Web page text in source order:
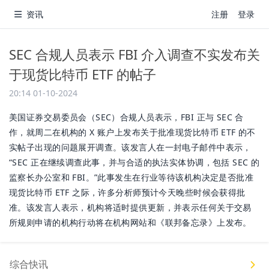
资讯 注册 登录
SEC 合规人员表示 FBI 介入调查不实发布关
于现货比特币 ETF 的帖子
20:14 01-10-2024
美国证券交易委员会（SEC）合规人员表示，FBI 正与 SEC 合
作，就周二在机构的 X 账户上发布关于批准现货比特币 ETF 的不
实帖子出现的问题展开调查。该发言人在一封电子邮件中表示，
“SEC 正在继续调查此事，并与合适的执法实体协调，包括 SEC 的
监察长办公室和 FBI。”此事发生在行业等待该机构决定是否批准
现货比特币 ETF 之际，许多分析师预计今天晚些时候会获得批
准。该发言人表示，机构将适时提供更新，并表示任何关于交易
所规则申请的机构行动将在机构网站和《联邦备忘录》上发布。
综合快讯